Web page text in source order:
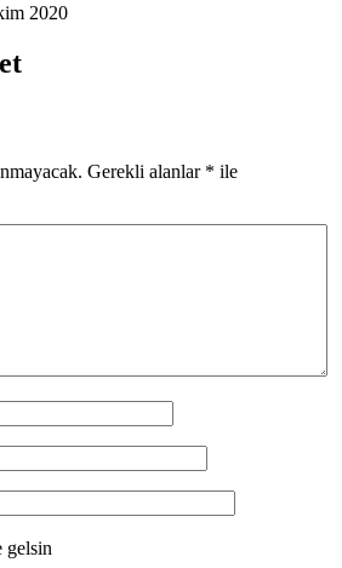
2020
Gerekli alanlar * ile
gelsin